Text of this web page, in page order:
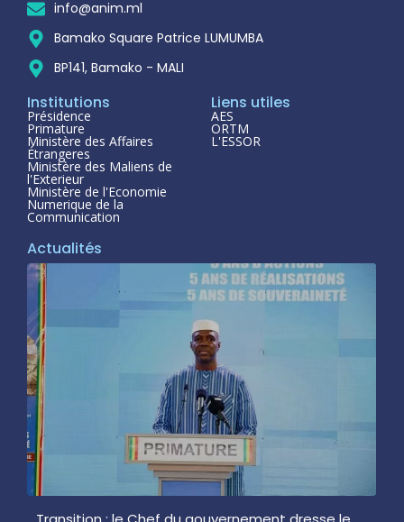
info@anim.ml
Bamako Square Patrice LUMUMBA
BP141, Bamako - MALI
Institutions
Présidence
Primature
Ministère des Affaires
Étrangeres
Ministère des Maliens de
l'Exterieur
Ministère de l'Economie
Numerique de la
Communication
Liens utiles
AES
ORTM
L'ESSOR
Actualités